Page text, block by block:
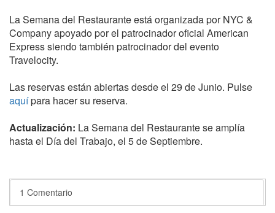
La Semana del Restaurante está organizada por NYC &
Company apoyado por el patrocinador oficial American
Express siendo también patrocinador del evento
Travelocity.
Las reservas están abiertas desde el 29 de Junio. Pulse
aquípara hacer su reserva.
Actualización: La Semana del Restaurante se amplía
hasta el Día del Trabajo, el 5 de Septiembre.
1 Comentario